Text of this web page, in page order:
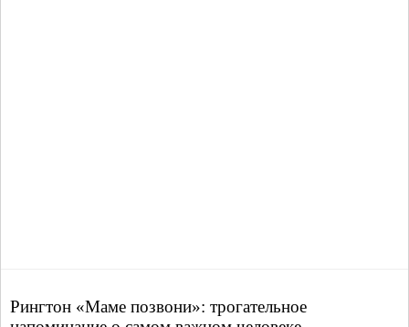
Рингтон «Маме позвони»: трогательное